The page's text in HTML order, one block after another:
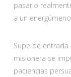
pasarlo
a un
Supe de
misionera se
paciencias